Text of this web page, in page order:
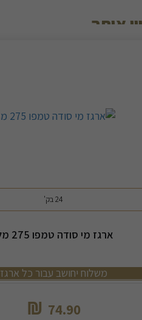
אותך
24 בק'
ארגז מי סודה טמפו 275 מל'
משלוח יחושב עבור כל ארגז
74.90
₪